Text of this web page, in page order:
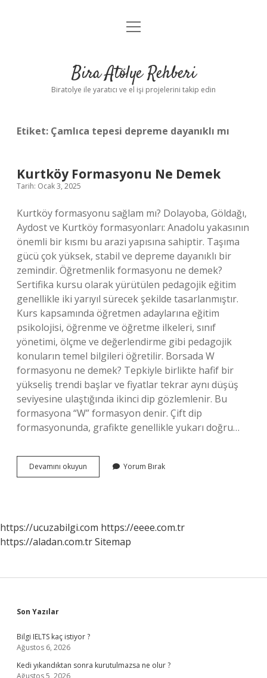
Anasayfa
Yasal Uyarı
menüyü
Bira Atölye Rehberi
Biratolye ile yaratıcı ve el işi projelerini takip edin
Etiket: Çamlıca tepesi depreme dayanıklı mı
Kurtköy Formasyonu Ne Demek
Tarih: Ocak 3, 2025
Kurtköy formasyonu sağlam mı? Dolayoba, Göldağı,
Aydost ve Kurtköy formasyonları: Anadolu yakasının
önemli bir kısmı bu arazi yapısına sahiptir. Taşıma
gücü çok yüksek, stabil ve depreme dayanıklı bir
zemindir. Öğretmenlik formasyonu ne demek?
Sertifika kursu olarak yürütülen pedagojik eğitim
genellikle iki yarıyıl sürecek şekilde tasarlanmıştır.
Kurs kapsamında öğretmen adaylarına eğitim
psikolojisi, öğrenme ve öğretme ilkeleri, sınıf
yönetimi, ölçme ve değerlendirme gibi pedagojik
konuların temel bilgileri öğretilir. Borsada W
formasyonu ne demek? Tepkiyle birlikte hafif bir
yükseliş trendi başlar ve fiyatlar tekrar aynı düşüş
seviyesine ulaştığında ikinci dip gözlemlenir. Bu
formasyona “W” formasyon denir. Çift dip
formasyonunda, grafikte genellikle yukarı doğru…
Devamını okuyun
Formasyonu
Yorum Bırak
https://ucuzabilgi.com https://eeee.com.tr
https://aladan.com.trSitemap
Sidebar
Son Yazılar
Bilgi IELTS kaç istiyor ?
Ağustos 6, 2026
Kedi yıkandıktan sonra kurutulmazsa ne olur ?
Ağustos 5, 2026